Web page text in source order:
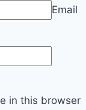
Email
in this browser